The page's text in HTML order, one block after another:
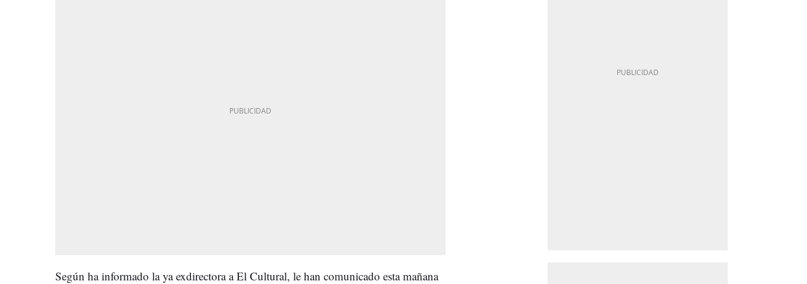
Según ha informado la ya exdirectora a El Cultural, le han comunicado esta mañana